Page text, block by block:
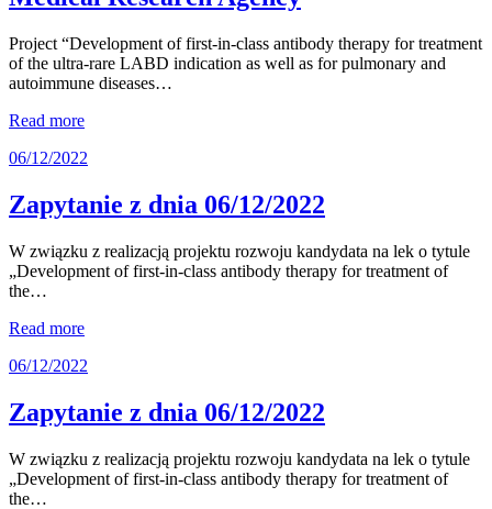
Project “Development of first-in-class antibody therapy for treatment
of the ultra-rare LABD indication as well as for pulmonary and
autoimmune diseases…
Read more
06/12/2022
Zapytanie z dnia 06/12/2022
W związku z realizacją projektu rozwoju kandydata na lek o tytule
„Development of first-in-class antibody therapy for treatment of
the…
Read more
06/12/2022
Zapytanie z dnia 06/12/2022
W związku z realizacją projektu rozwoju kandydata na lek o tytule
„Development of first-in-class antibody therapy for treatment of
the…